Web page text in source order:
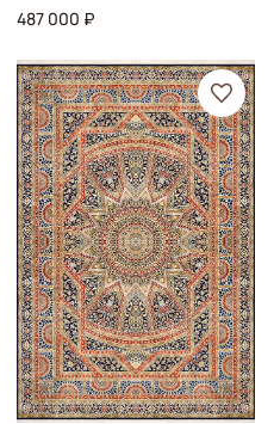
487 000 ₽